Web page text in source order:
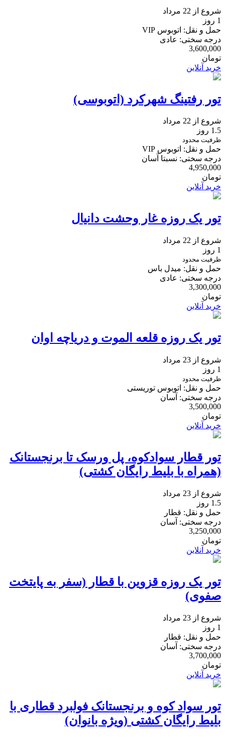
شروع از 22 مرداد
1 روز
حمل و نقل: اتوبوس VIP
درجه سختی: عادی
3,600,000
تومان
خرید آنلاین
تور رفتینگ شهرکرد (اتوبوسی)
شروع از 22 مرداد
1.5 روز
ظرفیت محدود
حمل و نقل: اتوبوس VIP
درجه سختی: نسبتا آسان
4,950,000
تومان
خرید آنلاین
تور یک روزه غار وحشت دانیال
شروع از 22 مرداد
1 روز
ظرفیت محدود
حمل و نقل: میدل باس
درجه سختی: عادی
3,300,000
تومان
خرید آنلاین
تور یک روزه قلعه الموت و دریاچه اوان
شروع از 23 مرداد
1 روز
ظرفیت محدود
حمل و نقل: اتوبوس توریستی
درجه سختی: آسان
3,500,000
تومان
خرید آنلاین
تور قطار سوادکوه، پل ورسک تا برنجستانک
(همراه با بلیط رایگان کشتی)
شروع از 23 مرداد
1.5 روز
حمل و نقل: قطار
درجه سختی: آسان
3,250,000
تومان
خرید آنلاین
تور یک روزه قزوین با قطار (سفر به پایتخت
صفوی)
شروع از 23 مرداد
1 روز
حمل و نقل: قطار
درجه سختی: آسان
3,700,000
تومان
خرید آنلاین
تور سواد کوه و برنجستانک فولبرد قطاری با
بلیط رایگان کشتی (ویژه بانوان)